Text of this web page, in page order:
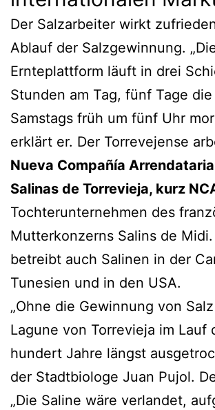
Der Salzarbeiter wirkt
Ablauf der Salzgewinnung.
Ernteplattform läuft in drei
Stunden am Tag, fünf Tage
Samstags früh um fünf Uhr
erklärt er. Der Torrevejense
Nueva Compañía
Salinas de Torrevieja, kurz
Tochterunternehmen des
Mutterkonzerns Salins de Midi.
betreibt auch Salinen in der
Tunesien und in den USA.
„Ohne die Gewinnung von
Lagune von Torrevieja im Lauf
hundert Jahre längst
der Stadtbiologe Juan Pujol.
„Die Saline wäre verlandet,